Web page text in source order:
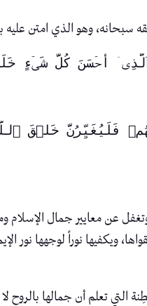
سبحانه، وهو الذي امتن عليه
أَحۡسَنَ كُلَّ شَیۡءٍ
عن معايير جمال الإسلام
ويكفيها نوراً لوجهها نور
تعلم أن جمالها بالروح